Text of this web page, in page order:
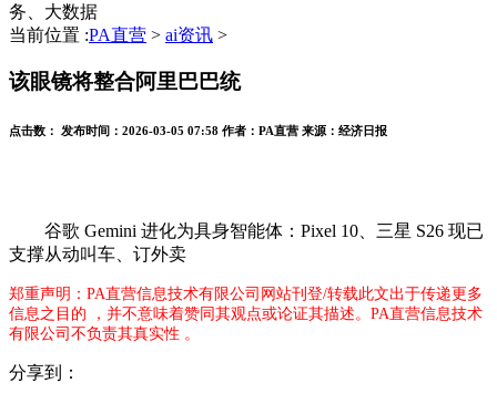
务、大数据
当前位置 :PA直营 > ai资讯 >
该眼镜将整合阿里巴巴统
点击数： 发布时间： 2026-03-05 07:58 作者： PA直营 来源： 经济日报
谷歌 Gemini 进化为具身智能体：Pixel 10、三星 S26 现已
支撑从动叫车、订外卖
郑重声明：PA直营信息技术有限公司网站刊登/转载此文出于传递更多
信息之目的 ，并不意味着赞同其观点或论证其描述。PA直营信息技术
有限公司不负责其真实性 。
分享到：